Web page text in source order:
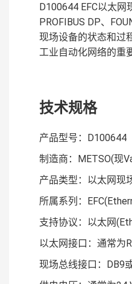
D100644 EFC以太
PROFIBUS DP、
现场设备的状态和过
工业自动化网络的重
技术规格
产品型号：D100644
制造商：METSO(现
产品类型：以太网现
所属系列：
支持协议：以太网
以太网接口：通常为
现场总线接口：DB9